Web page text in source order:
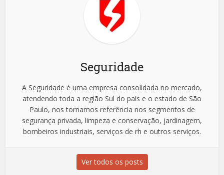
Seguridade
A Seguridade é uma empresa consolidada no mercado,
atendendo toda a região Sul do país e o estado de São
Paulo, nos tornamos referência nos segmentos de
segurança privada, limpeza e conservação, jardinagem,
bombeiros industriais, serviços de rh e outros serviços.
Ver todos os posts